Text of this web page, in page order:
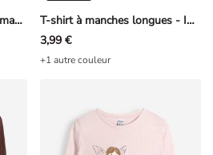
Veste - Imprimé all-over - mauve clair T-shirt à manches longues - Imprimé - cerise
3,99 €
+1 autre couleur